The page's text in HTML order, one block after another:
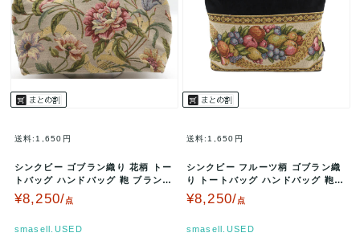
送料:1,650円
シンクビー ゴブラン織り 花柄 トー
トバッグ ハンドバッグ 鞄 ブランド
レディース マルチカラー …
¥8,250/点
smasell.USED
送料:1,650円
シンクビー フルーツ柄 ゴブラン織
り トートバッグ ハンドバッグ 鞄
ブランド 黒 レディース ブラ…
¥8,250/点
smasell.USED